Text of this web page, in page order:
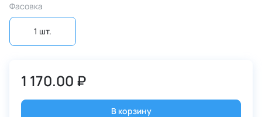
Фасовка
1 шт.
1 170.00 ₽
В корзину